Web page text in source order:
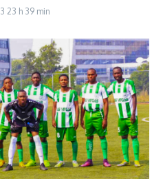
23 h 39 min